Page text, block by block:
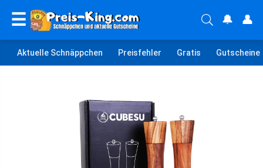
☰ 🔔 👤
Aktuelle Schnäppchen Preisfehler Gratis Gutscheine